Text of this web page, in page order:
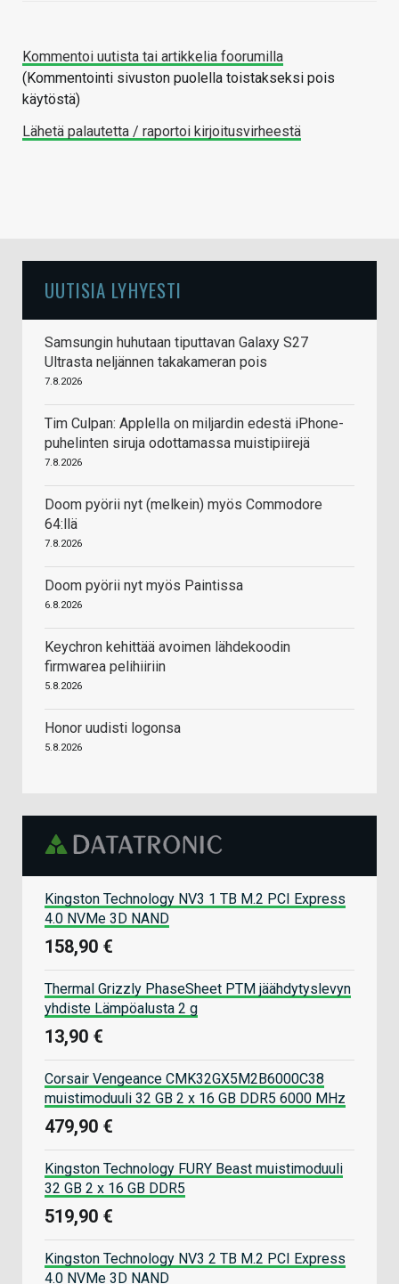
Kommentoi uutista tai artikkelia foorumilla
(Kommentointi sivuston puolella toistakseksi pois
käytöstä)
Lähetä palautetta / raportoi kirjoitusvirheestä
UUTISIA LYHYESTI
Samsungin huhutaan tiputtavan Galaxy S27
Ultrasta neljännen takakameran pois
7.8.2026
Tim Culpan: Applella on miljardin edestä iPhone-
puhelinten siruja odottamassa muistipiirejä
7.8.2026
Doom pyörii nyt (melkein) myös Commodore
64:llä
7.8.2026
Doom pyörii nyt myös Paintissa
6.8.2026
Keychron kehittää avoimen lähdekoodin
firmwarea pelihiiriin
5.8.2026
Honor uudisti logonsa
5.8.2026
Kingston Technology NV3 1 TB M.2 PCI Express
4.0 NVMe 3D NAND
158,90 €
Thermal Grizzly PhaseSheet PTM jäähdytyslevyn
yhdiste Lämpöalusta 2 g
13,90 €
Corsair Vengeance CMK32GX5M2B6000C38
muistimoduuli 32 GB 2 x 16 GB DDR5 6000 MHz
479,90 €
Kingston Technology FURY Beast muistimoduuli
32 GB 2 x 16 GB DDR5
519,90 €
Kingston Technology NV3 2 TB M.2 PCI Express
4.0 NVMe 3D NAND